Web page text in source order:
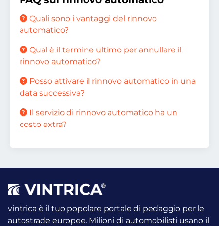
Quali sono i vantaggi del rinnovo
automatico?
Qual è il termine ultimo per annullare il
rinnovo automatico?
Posso attivare il rinnovo automatico in una
data successiva?
Il servizio di rinnovo automatico ha un
costo extra?
vintrica è il tuo popolare portale di pedaggio per le
autostrade europee. Milioni di automobilisti usano il